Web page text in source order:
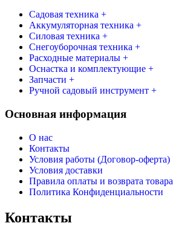
Садовая техника +
Аккумуляторная техника +
Силовая техника +
Снегоуборочная техника +
Расходные материалы +
Оснастка и комплектующие +
Запчасти +
Ручной садовый инструмент +
Основная информация
О нас
Контакты
Условия работы (Договор-оферта)
Условия доставки
Правила оплаты и возврата товара
Политика Конфиденциальности
Контакты